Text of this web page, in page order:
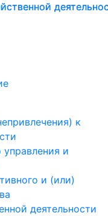
к
управления и
и (или)
деятельности